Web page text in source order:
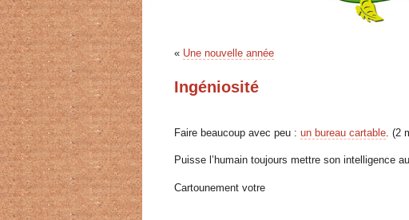
« Une nouvelle année
Ingéniosité
Faire beaucoup avec peu : un bureau cartable. (2
Puisse l’humain toujours mettre son intelligence
Cartounement votre